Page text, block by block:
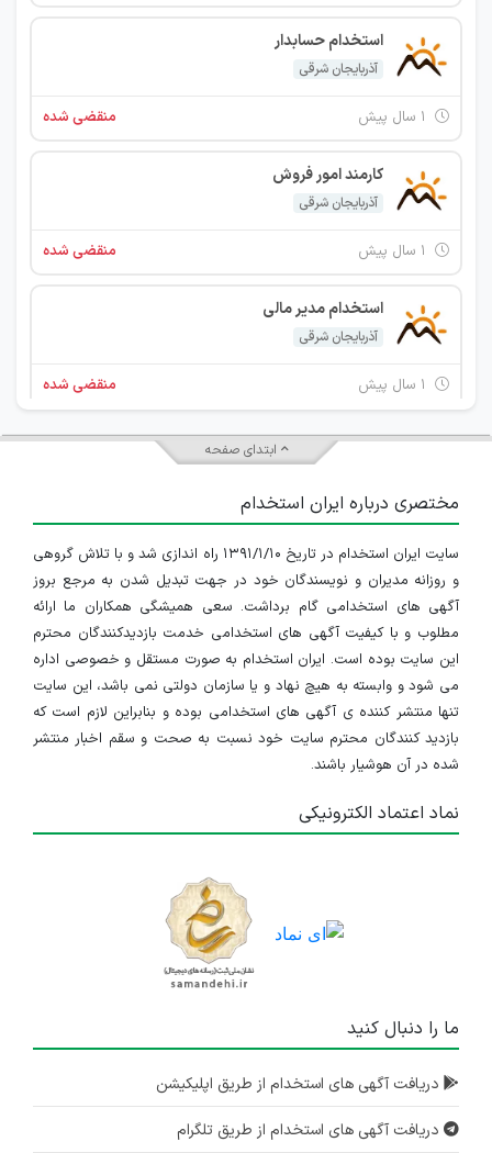
IranEstekhdam.ir
استخدام حسابدار
آذربایجان شرقی
منقضی شده
کارمند امور فروش
آذربایجان شرقی
منقضی شده
استخدام مدیر مالی
آذربایجان شرقی
منقضی شده
استخدام حسابدار
آذربایجان شرقی
۱ سال پیش منقضی شده
استخدام حسابدار
آذربایجان شرقی
۱ سال پیش منقضی شده
استخدام کارپرداز
آذربایجان شرقی
ابتدای صفحه
مختصری درباره ایران استخدام
سایت ایران استخدام در تاریخ ۱۳۹۱/۱/۱۰ راه اندازی شد و با تلاش گروهی
و روزانه مدیران و نویسندگان خود در جهت تبدیل شدن به مرجع بروز
آگهی های استخدامی گام برداشت. سعی همیشگی همکاران ما ارائه
مطلوب و با کیفیت آگهی های استخدامی خدمت بازدیدکنندگان محترم
این سایت بوده است. ایران استخدام به صورت مستقل و خصوصی اداره
می شود و وابسته به هیچ نهاد و یا سازمان دولتی نمی باشد، این سایت
تنها منتشر کننده ی آگهی های استخدامی بوده و بنابراین لازم است که
بازدید کنندگان محترم سایت خود نسبت به صحت و سقم اخبار منتشر
شده در آن هوشیار باشند.
نماد اعتماد الکترونیکی
ما را دنبال کنید
دریافت آگهی های استخدام از طریق اپلیکیشن
دریافت آگهی های استخدام از طریق تلگرام